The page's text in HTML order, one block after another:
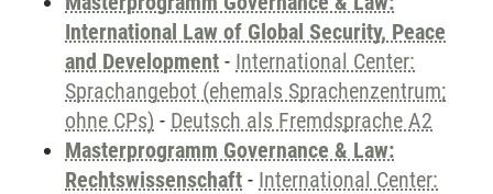
International Law of Global Security, Peace
and Development - International Center:
Sprachangebot (ehemals Sprachenzentrum;
ohne CPs) - Deutsch als Fremdsprache A2
Masterprogramm Governance & Law:
Rechtswissenschaft - International Center: